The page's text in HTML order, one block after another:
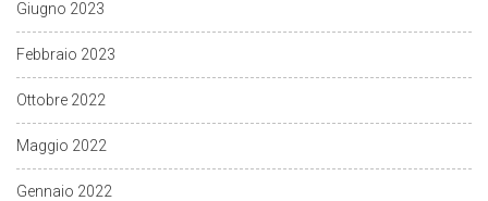
Giugno 2023
Febbraio 2023
Ottobre 2022
Maggio 2022
Gennaio 2022